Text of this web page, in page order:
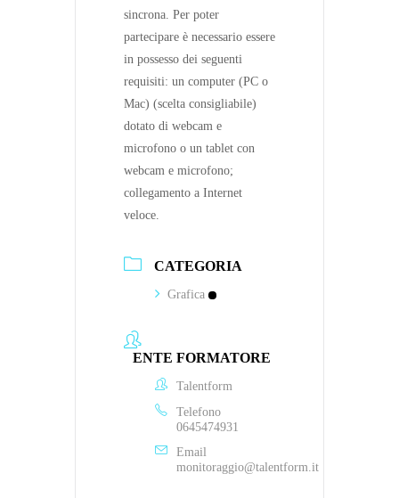
sincrona. Per poter
partecipare è necessario essere
in possesso dei seguenti
requisiti: un computer (PC o
Mac) (scelta consigliabile)
dotato di webcam e
microfono o un tablet con
webcam e microfono;
collegamento a Internet
veloce.
CATEGORIA
Grafica
ENTE FORMATORE
Talentform
Telefono
0645474931
Email
monitoraggio@talentform.it